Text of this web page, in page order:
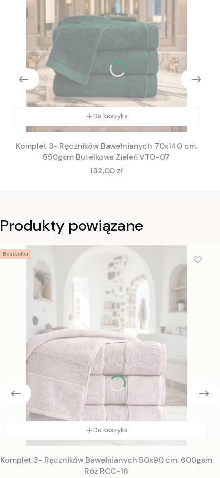
Do koszyka
Komplet 3- Ręczników Bawełnianych 70x140 cm.
550gsm Butelkowa Zieleń VTO-07
Cena
132,00 zł
Produkty powiązane
Bestseller
Do koszyka
Komplet 3- Ręczników Bawełnianych 50x90 cm. 600gsm
Róż RCC-16